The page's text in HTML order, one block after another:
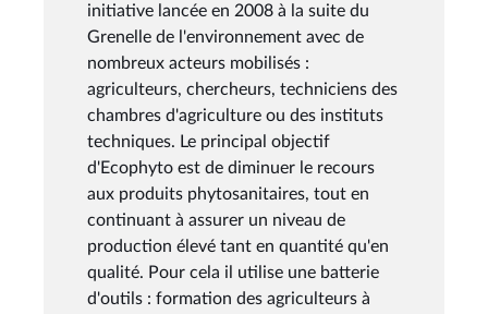
initiative lancée en 2008 à la suite du
Grenelle de l'environnement avec de
nombreux acteurs mobilisés :
agriculteurs, chercheurs, techniciens des
chambres d'agriculture ou des instituts
techniques. Le principal objectif
d'Ecophyto est de diminuer le recours
aux produits phytosanitaires, tout en
continuant à assurer un niveau de
production élevé tant en quantité qu'en
qualité. Pour cela il utilise une batterie
d'outils : formation des agriculteurs à